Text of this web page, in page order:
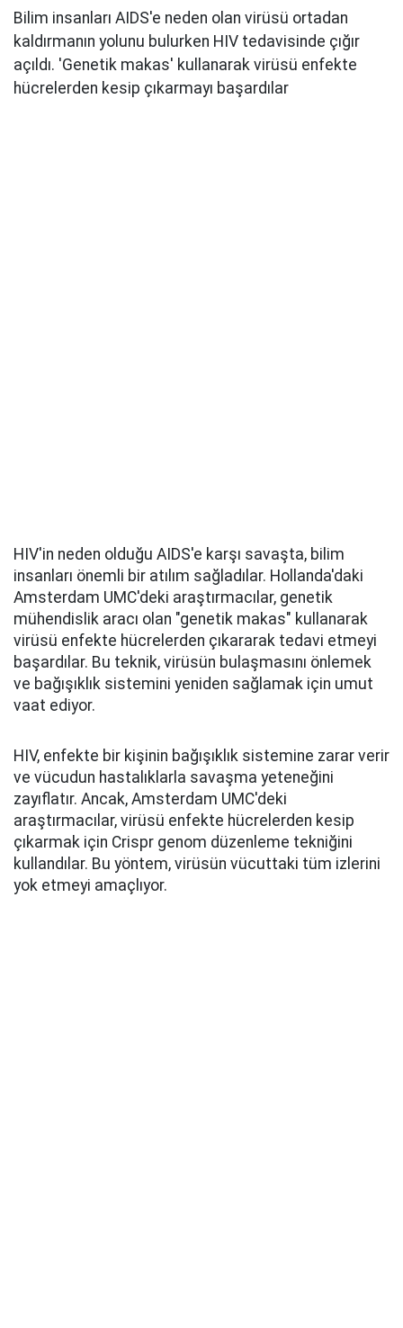
Bilim insanları AIDS'e neden olan virüsü ortadan
kaldırmanın yolunu bulurken HIV tedavisinde çığır
açıldı. 'Genetik makas' kullanarak virüsü enfekte
hücrelerden kesip çıkarmayı başardılar
HIV'in neden olduğu AIDS'e karşı savaşta, bilim
insanları önemli bir atılım sağladılar. Hollanda'daki
Amsterdam UMC'deki araştırmacılar, genetik
mühendislik aracı olan "genetik makas" kullanarak
virüsü enfekte hücrelerden çıkararak tedavi etmeyi
başardılar. Bu teknik, virüsün bulaşmasını önlemek
ve bağışıklık sistemini yeniden sağlamak için umut
vaat ediyor.
HIV, enfekte bir kişinin bağışıklık sistemine zarar verir
ve vücudun hastalıklarla savaşma yeteneğini
zayıflatır. Ancak, Amsterdam UMC'deki
araştırmacılar, virüsü enfekte hücrelerden kesip
çıkarmak için Crispr genom düzenleme tekniğini
kullandılar. Bu yöntem, virüsün vücuttaki tüm izlerini
yok etmeyi amaçlıyor.